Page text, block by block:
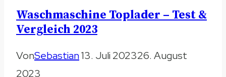
dämpfen
Waschmaschine Toplader – Test &
Vergleich 2023
VonSebastian13. Juli 202326. August
2023